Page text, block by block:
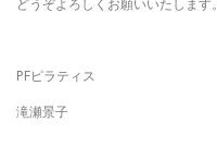
PFピラティス
滝瀬景子